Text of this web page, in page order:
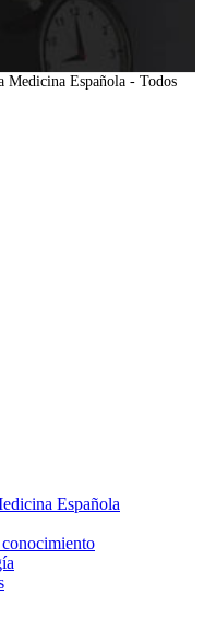
Medicina Española - Todos
Española
conocimiento